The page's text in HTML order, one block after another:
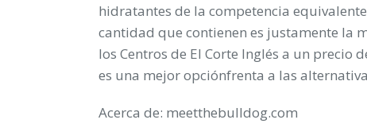
hidratantes de la competencia
cantidad que contienen es justamente la
los Centros de El Corte Inglés a un precio
es una mejor opciónfrenta a las
Acerca de: meetthebulldog.com